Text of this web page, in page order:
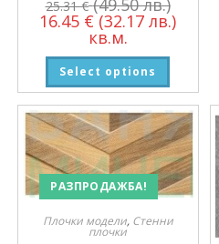
25.31€ (49.50 лв.)
16.45 € (32.17 лв.)
кв.м.
Select options
РАЗПРОДАЖБА!
Плочки модели, Стенни
плочки